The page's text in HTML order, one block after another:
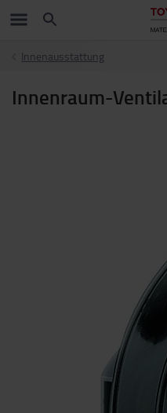
Innenausstattung
Innenraum-